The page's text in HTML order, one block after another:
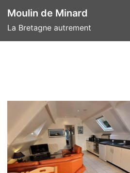
au
contenu
Moulin de Minard
La Bretagne autrement